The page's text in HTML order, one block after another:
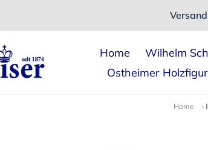
Home Wilhelm
Ostheimer
Home ›